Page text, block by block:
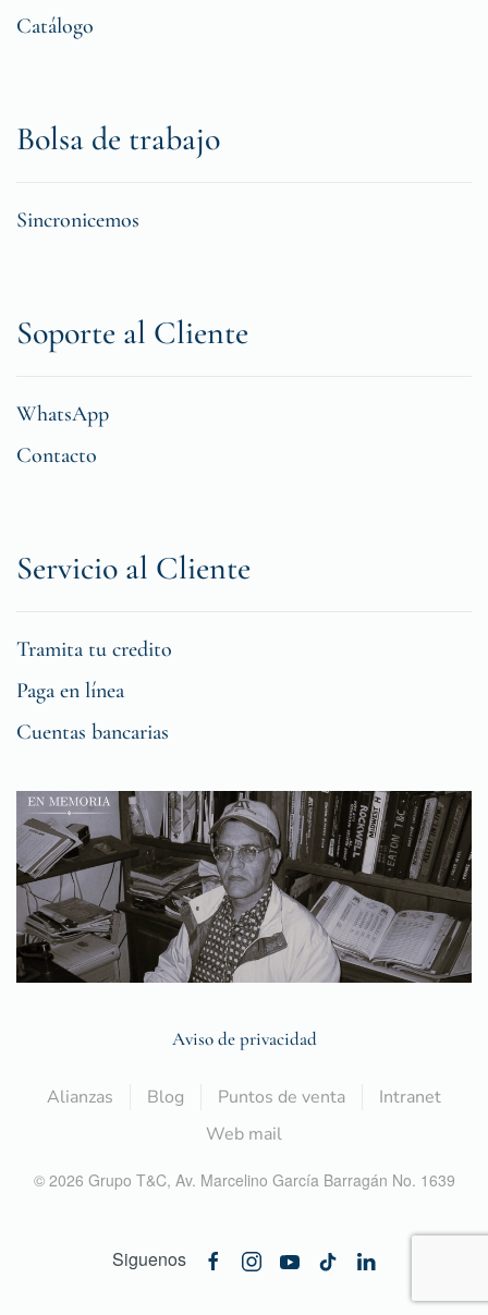
Catálogo
Bolsa de trabajo
Sincronicemos
Soporte al Cliente
WhatsApp
Contacto
Servicio al Cliente
Tramita tu credito
Paga en línea
Cuentas bancarias
Aviso de privacidad
Alianzas Blog Puntos de venta
Intranet
Web mail
© 2026 Grupo T&C, Av. Marcelino García Barragán No. 1639
Siguenos